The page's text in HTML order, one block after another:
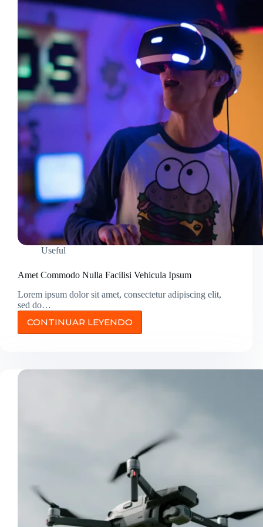
Useful
Amet Commodo Nulla Facilisi Vehicula Ipsum
Lorem ipsum dolor sit amet, consectetur adipiscing elit,
sed do…
CONTINUAR LEYENDO
AMET
COMMODO
IPSUM